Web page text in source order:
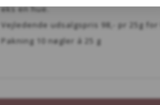
eks en hue.
Vejledende udsalgspris 98,- pr 25g for
Pakning 10 nøgler á 25 g